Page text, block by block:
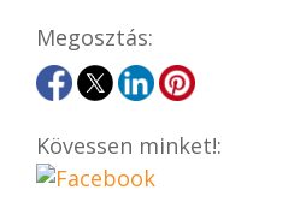
Megosztás:
Kövessen minket!: